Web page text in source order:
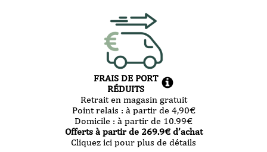
FRAIS DE PORT
RÉDUITS
Retrait en magasin gratuit
Point relais : à partir de 4,90€
Domicile : à partir de 10.99€
Offerts à partir de 269.9€ d’achat
Cliquez ici pour plus de détails